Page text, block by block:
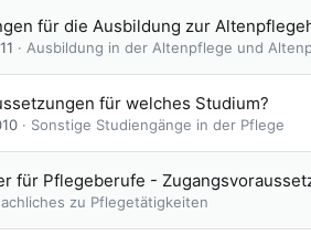
für die Ausbildung zur
Ausbildung in der Altenpflege und
für welches Studium?
Sonstige Studiengänge in der Pflege
für Pflegeberufe -
zu Pflegetätigkeiten